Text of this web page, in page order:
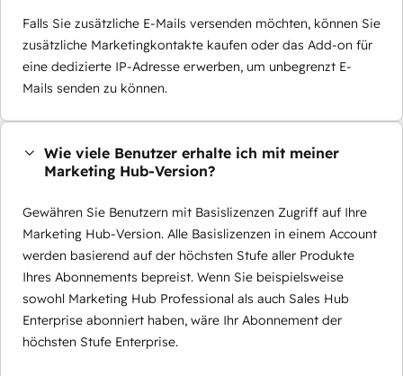
Falls Sie zusätzliche E-Mails versenden möchten, können Sie
zusätzliche Marketingkontakte kaufen oder das Add-on für
eine dedizierte IP-Adresse erwerben, um unbegrenzt E-
Mails senden zu können.
Wie viele Benutzer erhalte ich mit meiner
Marketing Hub-Version?
Gewähren Sie Benutzern mit Basislizenzen Zugriff auf Ihre
Marketing Hub-Version. Alle Basislizenzen in einem Account
werden basierend auf der höchsten Stufe aller Produkte
Ihres Abonnements bepreist. Wenn Sie beispielsweise
sowohl Marketing Hub Professional als auch Sales Hub
Enterprise abonniert haben, wäre Ihr Abonnement der
höchsten Stufe Enterprise.